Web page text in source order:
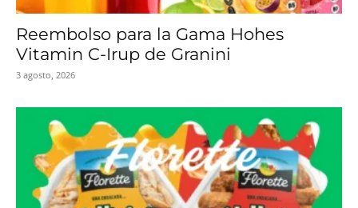
Reembolso para la Gama Hohes
Vitamin C-Irup de Granini
3 agosto, 2026